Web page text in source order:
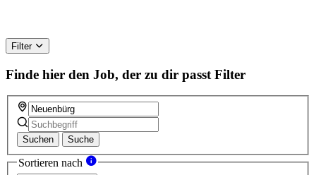
Filter
Finde hier den Job, der zu dir passt Filter
Suchen Suche
Sortieren nach